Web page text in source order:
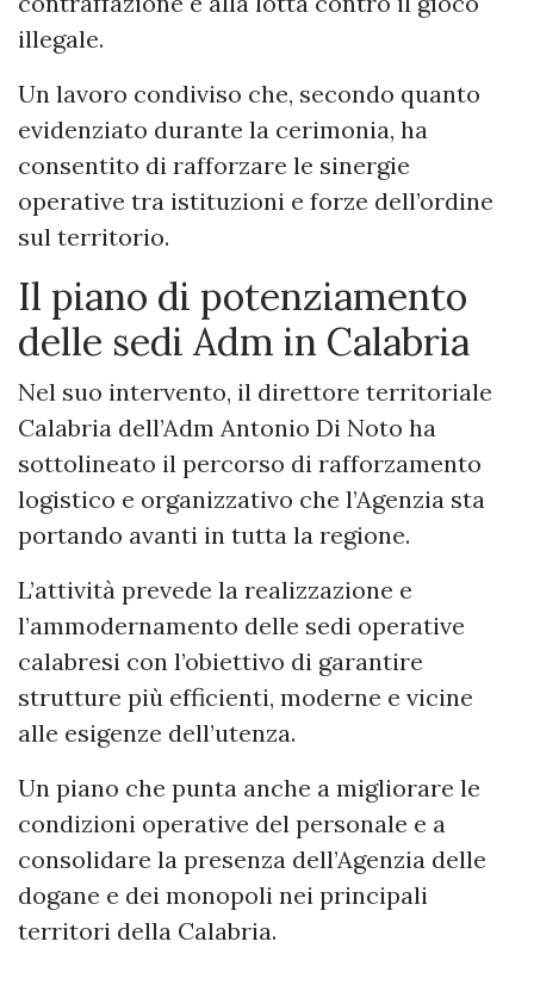
illegale.
Un lavoro condiviso che, secondo quanto
evidenziato durante la cerimonia, ha
consentito di rafforzare le sinergie
operative tra istituzioni e forze dell’ordine
sul territorio.
Il piano di potenziamento
delle sedi Adm in Calabria
Nel suo intervento, il direttore territoriale
Calabria dell’Adm Antonio Di Noto ha
sottolineato il percorso di rafforzamento
logistico e organizzativo che l’Agenzia sta
portando avanti in tutta la regione.
L’attività prevede la realizzazione e
l’ammodernamento delle sedi operative
calabresi con l’obiettivo di garantire
strutture più efficienti, moderne e vicine
alle esigenze dell’utenza.
Un piano che punta anche a migliorare le
condizioni operative del personale e a
consolidare la presenza dell’Agenzia delle
dogane e dei monopoli nei principali
territori della Calabria.